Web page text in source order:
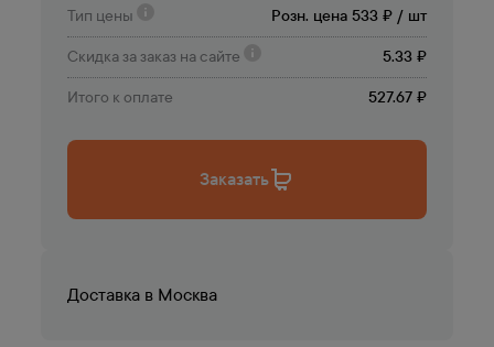
Тип цены Розн. цена 533 ₽ / шт
Скидка за заказ на сайте 5.33 ₽
Итого к оплате 527.67 ₽
Заказать
Доставка в Москва